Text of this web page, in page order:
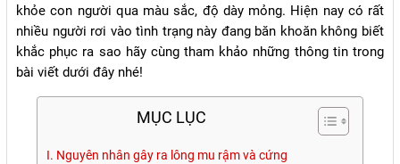
khỏe con người qua màu sắc, độ dày mỏng. Hiện nay có rất
nhiều người rơi vào tình trạng này đang băn khoăn không biết
khắc phục ra sao hãy cùng tham khảo những thông tin trong
bài viết dưới đây nhé!
MỤC LỤC
I. Nguyên nhân gây ra lông mu rậm và cứng